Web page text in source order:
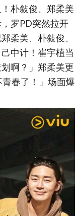
朴敍俊、郑柔美
罗PD突然拉开
柔美、朴敍俊、
中计！崔宇植当
啊？」郑柔美更
春了！」场面爆